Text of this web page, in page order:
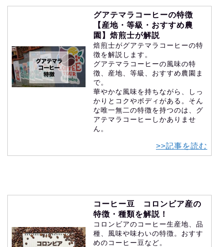
グアテマラコーヒーの特徴
【産地・等級・おすすめ農
園】焙煎士が解説
焙煎士がグアテマラコーヒーの特
徴を解説します。
グアテマラコーヒーの風味の特
徴、産地、等級、おすすめ農園ま
で。
華やかな風味を持ちながら、しっ
かりとコクやボディがある。そん
な唯一無二の特徴を持つのは、グ
アテマラコーヒーしかありませ
ん。
>>記事を読む
コーヒー豆 コロンビア産の
特徴・種類を解説！
コロンビアのコーヒー生産地、品
種、風味や味わいの特徴。おすす
めのコーヒー豆など。